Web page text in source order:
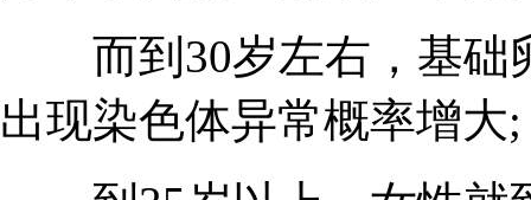
而到30岁左右，基础
出现染色体异常概率增大;